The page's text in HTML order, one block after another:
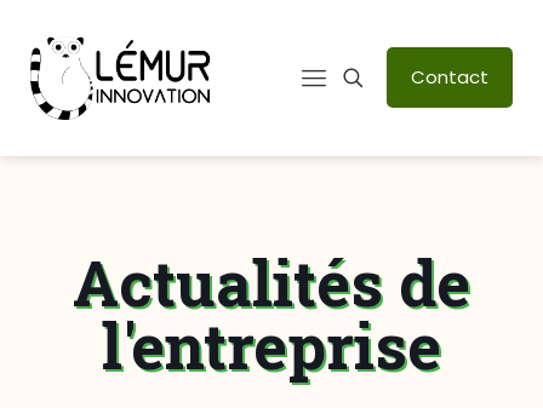
Contact
Actualités de
l'entreprise